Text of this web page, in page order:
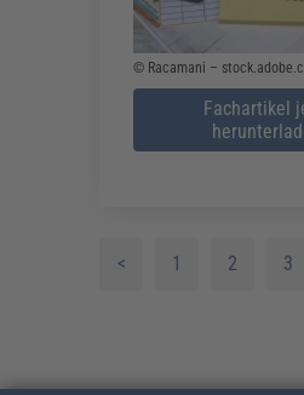
© Racamani –
Fachartikel
< 1 2 3